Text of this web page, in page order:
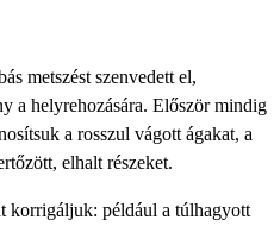
metszést szenvedett el,
a helyrehozására. Először mindig
a rosszul vágott ágakat, a
elhalt részeket.
korrigáljuk: például a túlhagyott